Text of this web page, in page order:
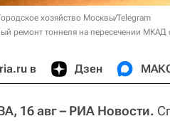
хозяйство Москвы/Telegram
ремонт тоннеля на пересечении
в Дзен
16 авг – РИА Новости.